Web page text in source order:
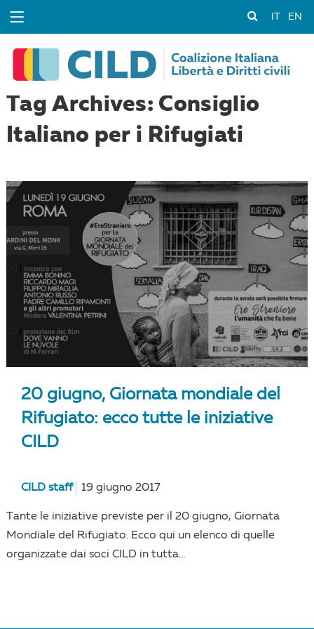
EN
Tag Archives: Consiglio
Italiano per i Rifugiati
20 giugno, Giornata mondiale del
Rifugiato: ecco tutte le iniziative
CILD
CILD staff 19 giugno 2017
Tante le iniziative previste per il 20 giugno, Giornata
Mondiale del Rifugiato. Ecco qui un elenco di quelle
organizzate dai soci CILD in tutta...